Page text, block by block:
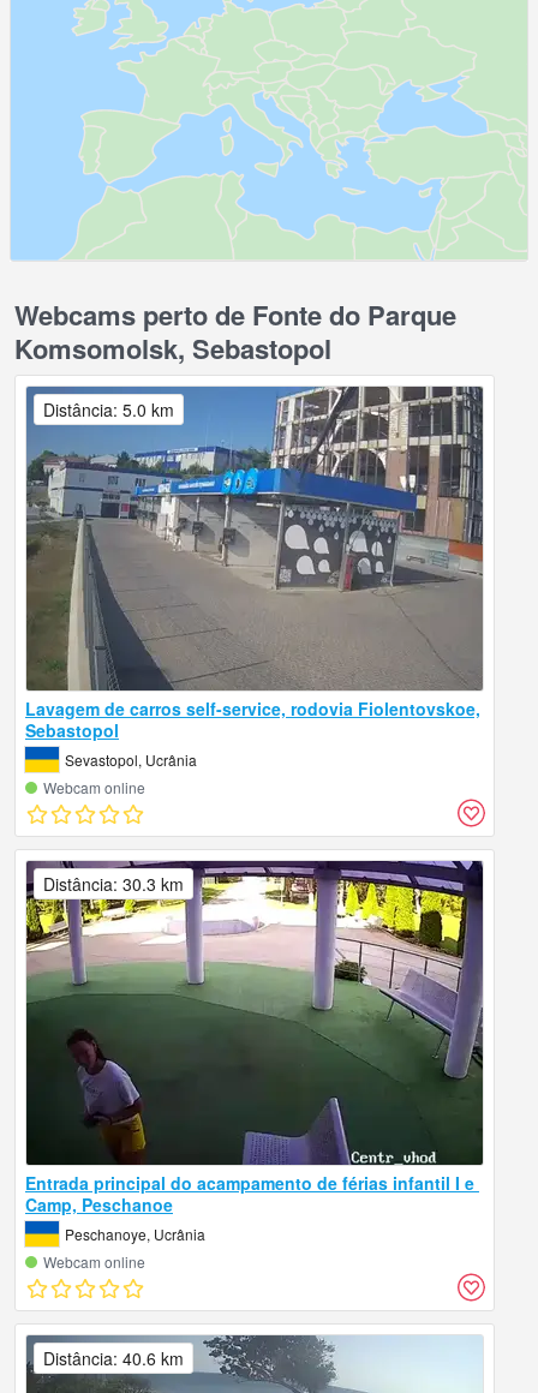
Webcams perto de Fonte do Parque
Komsomolsk, Sebastopol
Lavagem de carros self-service, rodovia Fiolentovskoe,
Sebastopol
Sevastopol, Ucrânia
Webcam online
Distância: 5.0 km
Entrada principal do acampamento de férias infantil I e ​​
Camp, Peschanoe
Peschanoye, Ucrânia
Webcam online
Distância: 30.3 km
Distância: 40.6 km